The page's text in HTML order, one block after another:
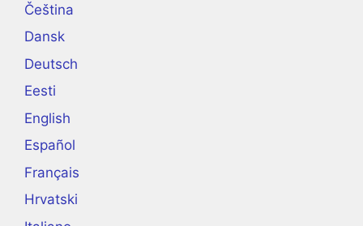
Čeština
Dansk
Deutsch
Eesti
English
Español
Français
Hrvatski